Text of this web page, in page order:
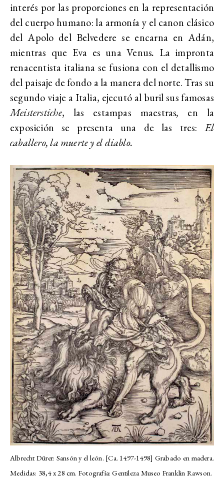
interés por las proporciones en la representación
del cuerpo humano: la armonía y el canon clásico
del Apolo del Belvedere se encarna en Adán,
mientras que Eva es una Venus. La impronta
renacentista italiana se fusiona con el detallismo
del paisaje de fondo a la manera del norte. Tras su
segundoviaje a Italia, ejecutó al buril sus famosas
Meisterstiche, las estampas maestras, en la
exposición se presenta una de las tres: El
caballero, la muerte y el diablo.
Albrecht Dürer: Sansón y el león. [Ca. 1497-1498] Grabado en madera.
Medidas: 38,4 x 28 cm. Fotografía: Gentileza Museo Franklin Rawson.